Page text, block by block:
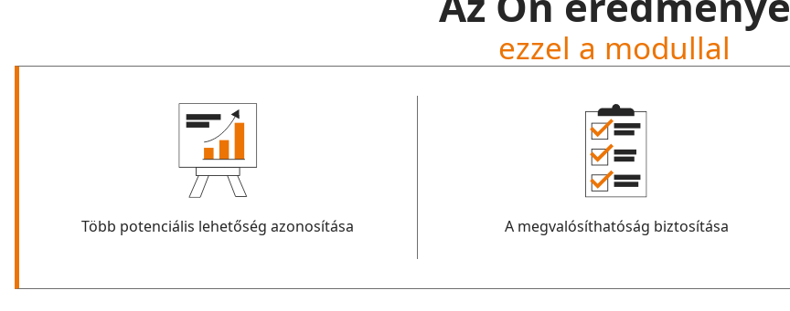
ezzel a modullal
Több potenciális lehetőség azonosítása A megvalósíthatóság biztosítása